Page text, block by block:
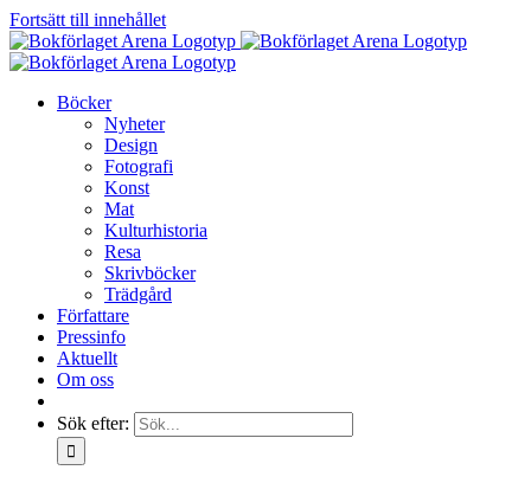
Fortsätt till innehållet
Böcker
Nyheter
Design
Fotografi
Konst
Mat
Kulturhistoria
Resa
Skrivböcker
Trädgård
Författare
Pressinfo
Aktuellt
Om oss
Sök efter: